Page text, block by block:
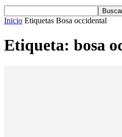
Inicio Etiquetas Bosa occidental
Etiqueta: bosa